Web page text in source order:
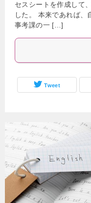
セスシートを作成して
した。 本来であれば、
事考課の一 […]
Tweet